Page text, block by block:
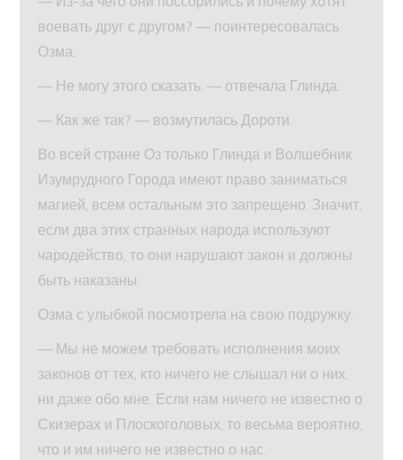
воевать друг с другом? — поинтересовалась
Озма.
— Не могу этого сказать, — отвечала Глинда.
— Как же так? — возмутилась Дороти.
Во всей стране Оз только Глинда и Волшебник
Изумрудного Города имеют право заниматься
магией, всем остальным это запрещено. Значит,
если два этих странных народа используют
чародейство, то они нарушают закон и должны
быть наказаны.
Озма с улыбкой посмотрела на свою подружку.
— Мы не можем требовать исполнения моих
законов от тех, кто ничего не слышал ни о них,
ни даже обо мне. Если нам ничего не известно о
Скизерах и Плоскоголовых, то весьма вероятно,
что и им ничего не известно о нас.